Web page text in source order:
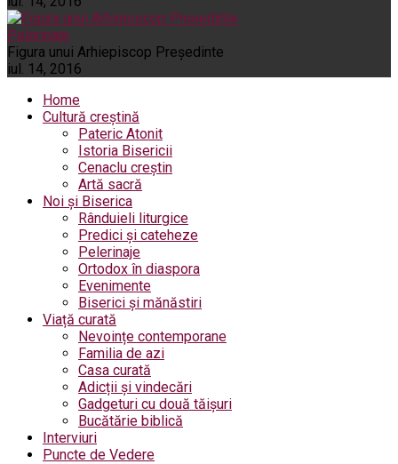
Pelerinaje
Figura unui Arhiepiscop Preşedinte
iul. 14, 2016
Home
Cultură creștină
Pateric Atonit
Istoria Bisericii
Cenaclu creștin
Artă sacră
Noi și Biserica
Rânduieli liturgice
Predici și cateheze
Pelerinaje
Ortodox în diaspora
Evenimente
Biserici și mănăstiri
Viață curată
Nevoințe contemporane
Familia de azi
Casa curată
Adicții și vindecări
Gadgeturi cu două tăișuri
Bucătărie biblică
Interviuri
Puncte de Vedere